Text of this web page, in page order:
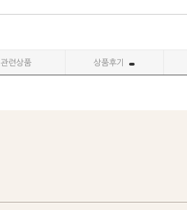
관련상품 상품후기